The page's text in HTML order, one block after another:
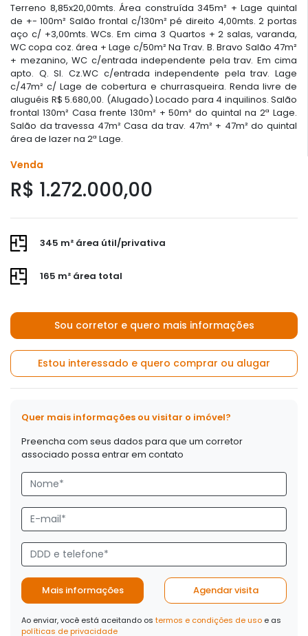
Terreno 8,85x20,00mts. Área construída 345m² + Lage quintal
de +- 100m² Salão frontal c/130m² pé direito 4,00mts. 2 portas
aço c/ +3,00mts. WCs. Em cima 3 Quartos + 2 salas, varanda,
WC copa coz. área + Lage c/50m² Na Trav. B. Bravo Salão 47m²
+ mezanino, WC c/entrada independente pela trav. Em cima
apto. Q. Sl. Cz.WC c/entrada independente pela trav. Lage
c/47m² c/ Lage de cobertura e churrasqueira. Renda livre de
aluguéis R$ 5.680,00. (Alugado) Locado para 4 inquilinos. Salão
frontal 130m² Casa frente 130m² + 50m² do quintal na 2ª Lage.
Salão da travessa 47m² Casa da trav. 47m² + 47m² do quintal
área de lazer na 2ª Lage.
Venda
R$ 1.272.000,00
345 m² área útil/privativa
165 m² área total
Sou corretor e quero mais informações
Estou interessado e quero comprar ou alugar
Quer mais informações ou visitar o imóvel?
Preencha com seus dados para que um corretor
associado possa entrar em contato
Mais informações Agendar visita
Ao enviar, você está aceitando os termos e condições de uso e as
políticas de privacidade